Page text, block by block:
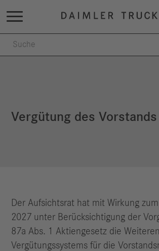
Vergütung des Vorstands
Der Aufsichtsrat hat mit Wirkung
2027 unter Berücksichtigung der
87a Abs. 1 Aktiengesetz die
Vergütungssystems für die